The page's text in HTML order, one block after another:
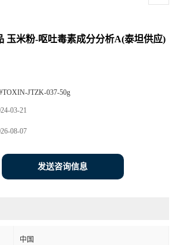
玉米粉‐呕吐毒素成分分析A(泰坦供应)
JTZK-037-50g
03-21
08-07
发送咨询信息
中国